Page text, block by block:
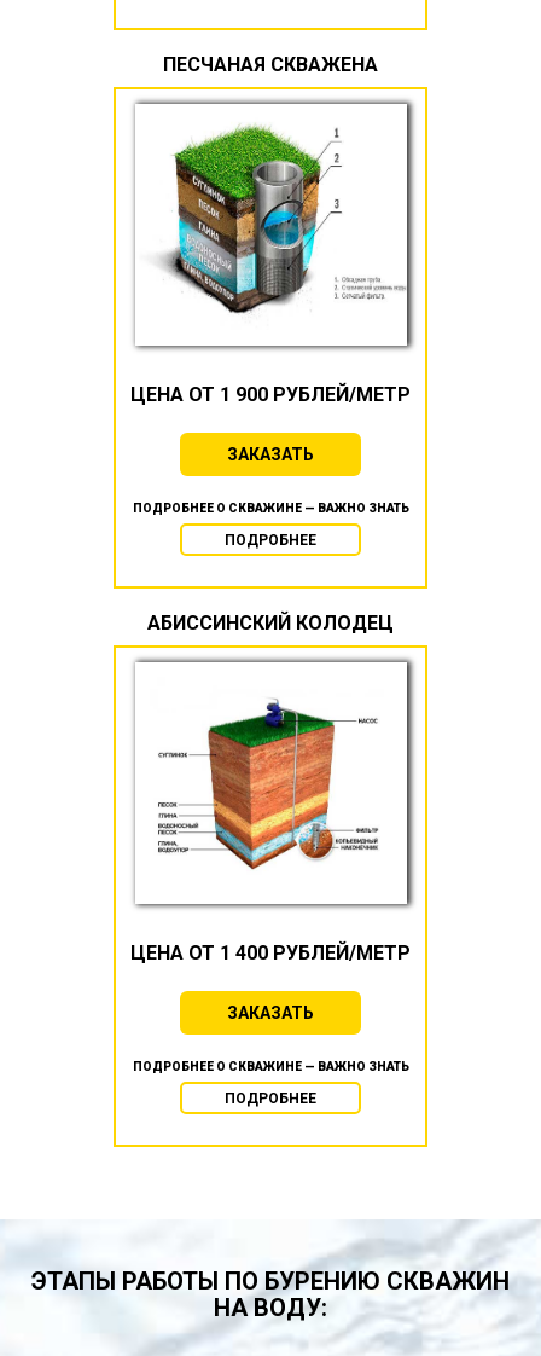
ПЕСЧАНАЯ СКВАЖЕНА
ЦЕНА ОТ 1 900 РУБЛЕЙ/МЕТР
ЗАКАЗАТЬ
ПОДРОБНЕЕ О СКВАЖИНЕ — ВАЖНО ЗНАТЬ
ПОДРОБНЕЕ
АБИССИНСКИЙ КОЛОДЕЦ
ЦЕНА ОТ 1 400 РУБЛЕЙ/МЕТР
ЗАКАЗАТЬ
ПОДРОБНЕЕ О СКВАЖИНЕ — ВАЖНО ЗНАТЬ
ПОДРОБНЕЕ
ЭТАПЫ РАБОТЫ ПО БУРЕНИЮ СКВАЖИН
НА ВОДУ: